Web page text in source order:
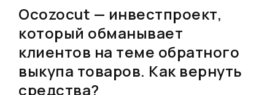
Ocozocut — инвестпроект,
который обманывает
клиентов на теме обратного
выкупа товаров. Как вернуть
средства?